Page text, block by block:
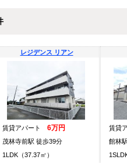
レジデンス リアン
賃貸アパート 6万円
茂林寺前駅 徒歩39分
1LDK（37.37㎡）
賃貸
館林